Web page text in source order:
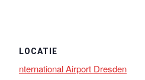
LOCATIE
nternational Airport Dresden